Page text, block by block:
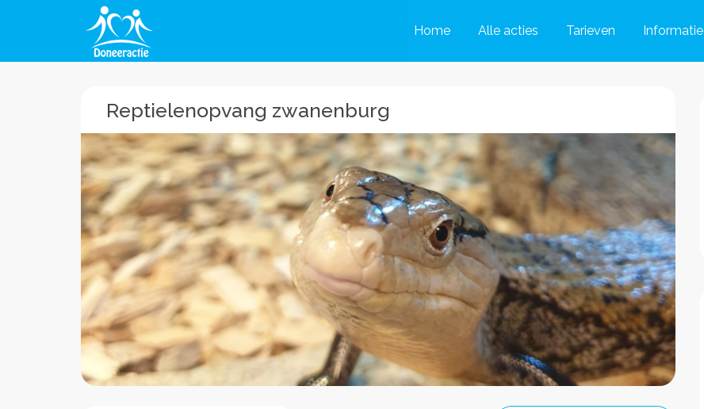
Home Alle acties Tarieven Informatie
Reptielenopvang zwanenburg